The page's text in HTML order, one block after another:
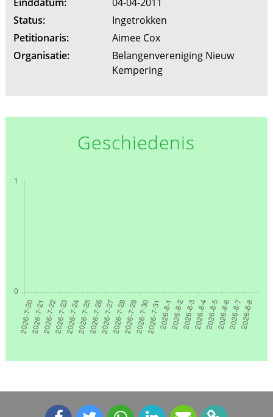
Status:
Ingetrokken
Petitionaris:
Aimee Cox
Organisatie:
Belangenvereniging Nieuw
Kempering
Geschiedenis